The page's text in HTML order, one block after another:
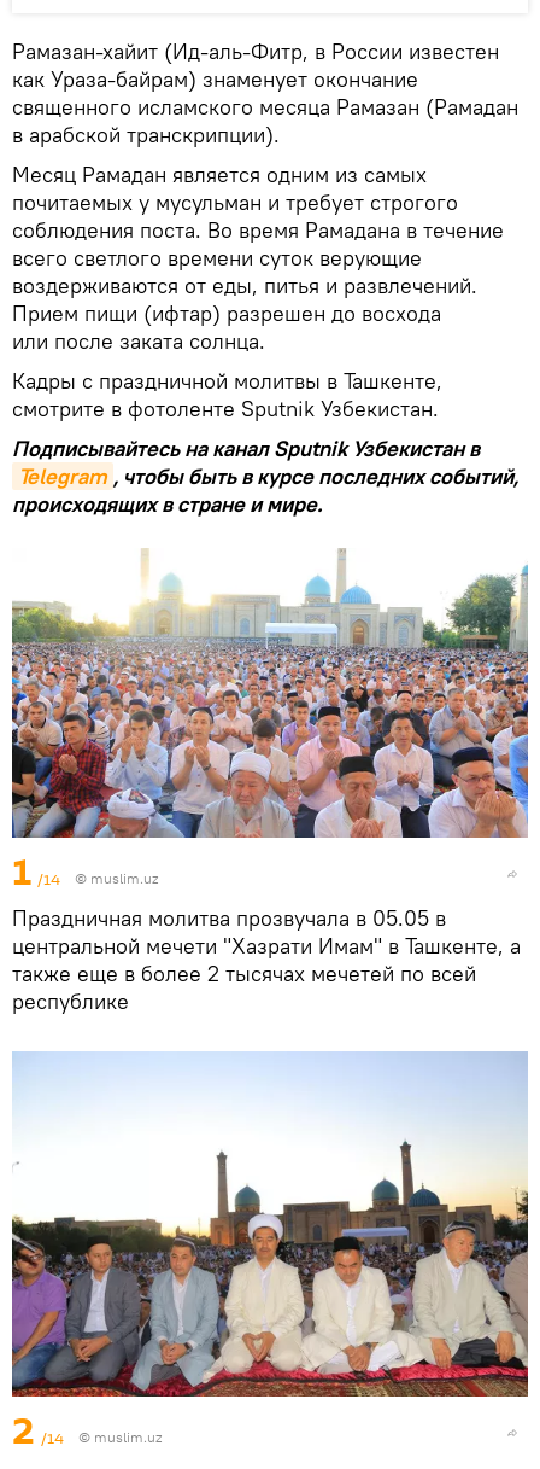
Рамазан-хайит (Ид-аль-Фитр, в России известен
как Ураза-байрам) знаменует окончание
священного исламского месяца Рамазан (Рамадан
в арабской транскрипции).
Месяц Рамадан является одним из самых
почитаемых у мусульман и требует строгого
соблюдения поста. Во время Рамадана в течение
всего светлого времени суток верующие
воздерживаются от еды, питья и развлечений.
Прием пищи (ифтар) разрешен до восхода
или после заката солнца.
Кадры с праздничной молитвы в Ташкенте,
смотрите в фотоленте Sputnik Узбекистан.
Подписывайтесь на канал Sputnik Узбекистан в
Telegram , чтобы быть в курсе последних событий,
происходящих в стране и мире.
1 /14 © muslim.uz
Праздничная молитва прозвучала в 05.05 в
центральной мечети "Хазрати Имам" в Ташкенте, а
также еще в более 2 тысячах мечетей по всей
республике
2 /14 © muslim.uz